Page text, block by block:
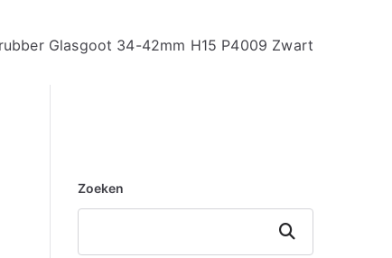
Glasgoot 34-42mm H15 P4009 Zwart
Zoeken
Zoeken